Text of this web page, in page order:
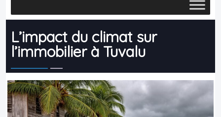
L’impact du climat sur
l’immobilier à Tuvalu